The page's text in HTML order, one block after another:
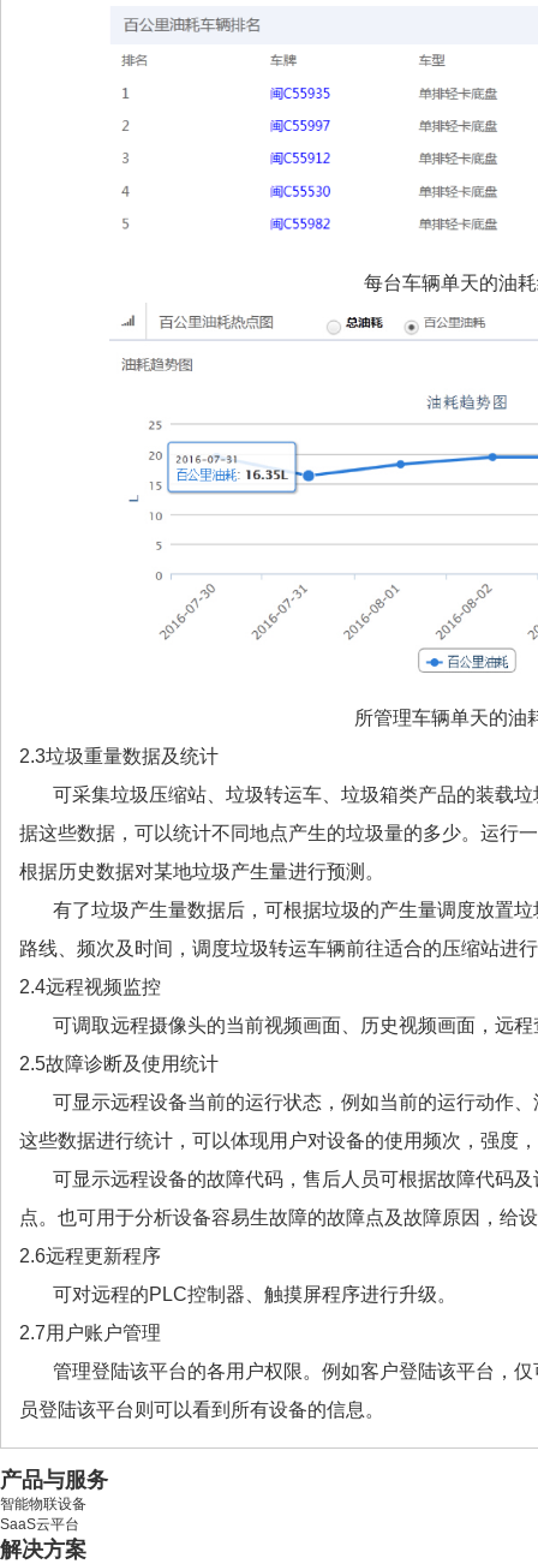
每台车辆单天的油
所管理车辆单天的油
2.3垃圾重量数据及统计
可采集垃圾压缩站、垃圾转运车、垃圾箱类产品的装载垃
据这些数据，可以统计不同地点产生的垃圾量的多少。运行
根据历史数据对某地垃圾产生量进行预测。
有了垃圾产生量数据后，可根据垃圾的产生量调度放置垃
路线、频次及时间，调度垃圾转运车辆前往适合的压缩站进
2.4远程视频监控
可调取远程摄像头的当前视频画面、历史视频画面，远程
2.5故障诊断及使用统计
可显示远程设备当前的运行状态，例如当前的运行动作、
这些数据进行统计，可以体现用户对设备的使用频次，强度
可显示远程设备的故障代码，售后人员可根据故障代码及
点。也可用于分析设备容易生故障的故障点及故障原因，给
2.6远程更新程序
可对远程的PLC控制器、触摸屏程序进行升级。
2.7用户账户管理
管理登陆该平台的各用户权限。例如客户登陆该平台，仅
员登陆该平台则可以看到所有设备的信息。
产品与服务
智能物联设备
SaaS云平台
解决方案